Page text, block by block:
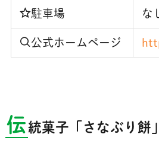
駐車場 な
公式ホームページ
伝統菓子「さなぶり餅